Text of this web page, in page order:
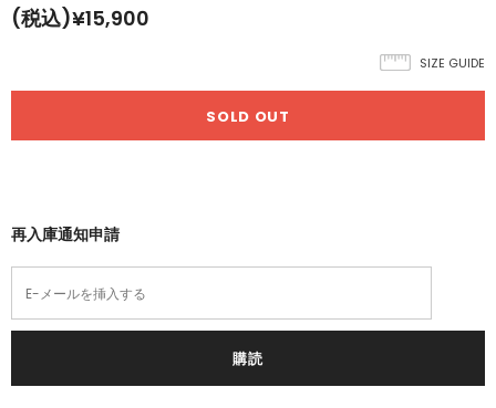
(税込)¥15,900
SIZE GUIDE
再入庫通知申請